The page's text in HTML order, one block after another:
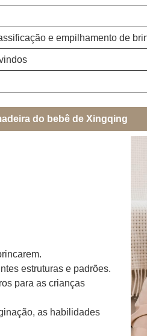
e empilhamento de
do bebê de Xingqing
estruturas e padrões.
para as crianças
as habilidades